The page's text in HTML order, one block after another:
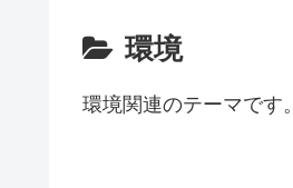
環境
環境関連のテーマです。